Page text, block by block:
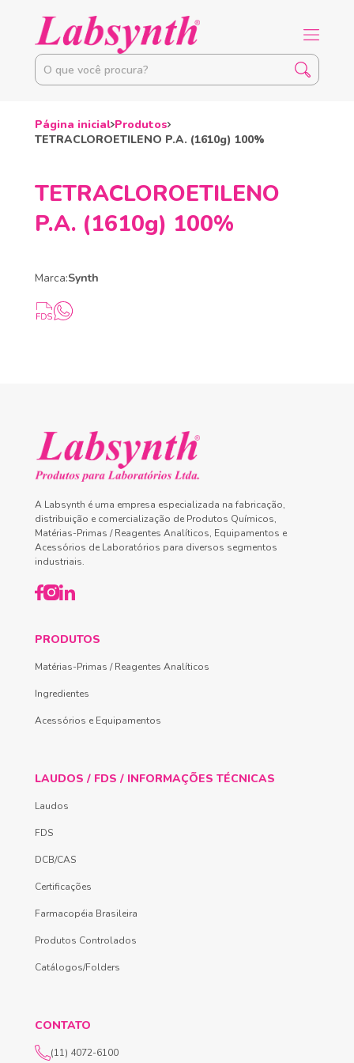
Página inicial Produtos
TETRACLOROETILENO P.A. (1610g) 100%
TETRACLOROETILENO
P.A. (1610g) 100%
Marca:Synth
A Labsynth é uma empresa especializada na fabricação,
distribuição e comercialização de Produtos Químicos,
Matérias-Primas / Reagentes Analíticos, Equipamentos e
Acessórios de Laboratórios para diversos segmentos
industriais.
PRODUTOS
Matérias-Primas / Reagentes Analíticos
Ingredientes
Acessórios e Equipamentos
LAUDOS / FDS / INFORMAÇÕES TÉCNICAS
Laudos
FDS
DCB/CAS
Certificações
Farmacopéia Brasileira
Produtos Controlados
Catálogos/Folders
CONTATO
(11) 4072-6100